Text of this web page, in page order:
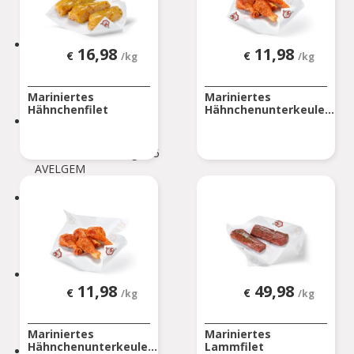
ATH
AUVELAIS
Doorniksesteenweg 165
AVELGEM
Rue de Bruxelles 86
Awans
BARVAUX
BARVAUX
€ 16,98 /kg
Mariniertes
Hähnchenfilet
€ 11,98 /kg
Mariniertes
Hähnchenunterkeule...
€ 11,98 /kg
Mariniertes
Hähnchenunterkeule...
€ 49,98 /kg
Mariniertes
Lammfilet